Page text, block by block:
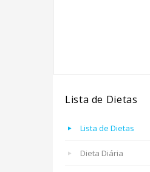
Lista de Dietas
Lista de Dietas
Dieta Diária